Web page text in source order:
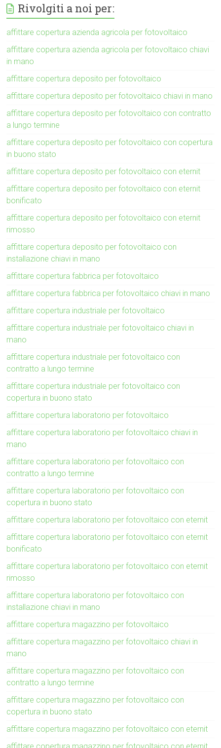
Rivolgiti a noi per:
affittare copertura azienda agricola per fotovoltaico
affittare copertura azienda agricola per fotovoltaico chiavi
in mano
affittare copertura deposito per fotovoltaico
affittare copertura deposito per fotovoltaico chiavi in mano
affittare copertura deposito per fotovoltaico con contratto
a lungo termine
affittare copertura deposito per fotovoltaico con copertura
in buono stato
affittare copertura deposito per fotovoltaico con eternit
affittare copertura deposito per fotovoltaico con eternit
bonificato
affittare copertura deposito per fotovoltaico con eternit
rimosso
affittare copertura deposito per fotovoltaico con
installazione chiavi in mano
affittare copertura fabbrica per fotovoltaico
affittare copertura fabbrica per fotovoltaico chiavi in mano
affittare copertura industriale per fotovoltaico
affittare copertura industriale per fotovoltaico chiavi in
mano
affittare copertura industriale per fotovoltaico con
contratto a lungo termine
affittare copertura industriale per fotovoltaico con
copertura in buono stato
affittare copertura laboratorio per fotovoltaico
affittare copertura laboratorio per fotovoltaico chiavi in
mano
affittare copertura laboratorio per fotovoltaico con
contratto a lungo termine
affittare copertura laboratorio per fotovoltaico con
copertura in buono stato
affittare copertura laboratorio per fotovoltaico con eternit
affittare copertura laboratorio per fotovoltaico con eternit
bonificato
affittare copertura laboratorio per fotovoltaico con eternit
rimosso
affittare copertura laboratorio per fotovoltaico con
installazione chiavi in mano
affittare copertura magazzino per fotovoltaico
affittare copertura magazzino per fotovoltaico chiavi in
mano
affittare copertura magazzino per fotovoltaico con
contratto a lungo termine
affittare copertura magazzino per fotovoltaico con
copertura in buono stato
affittare copertura magazzino per fotovoltaico con eternit